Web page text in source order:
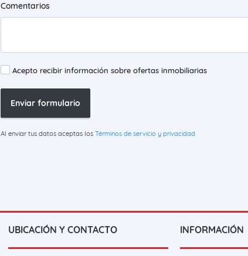
Comentarios
Acepto recibir información sobre ofertas inmobiliarias
Enviar formulario
Al enviar tus datos aceptas los Términos de servicio y privacidad
UBICACIÓN Y CONTACTO INFORMACIÓN